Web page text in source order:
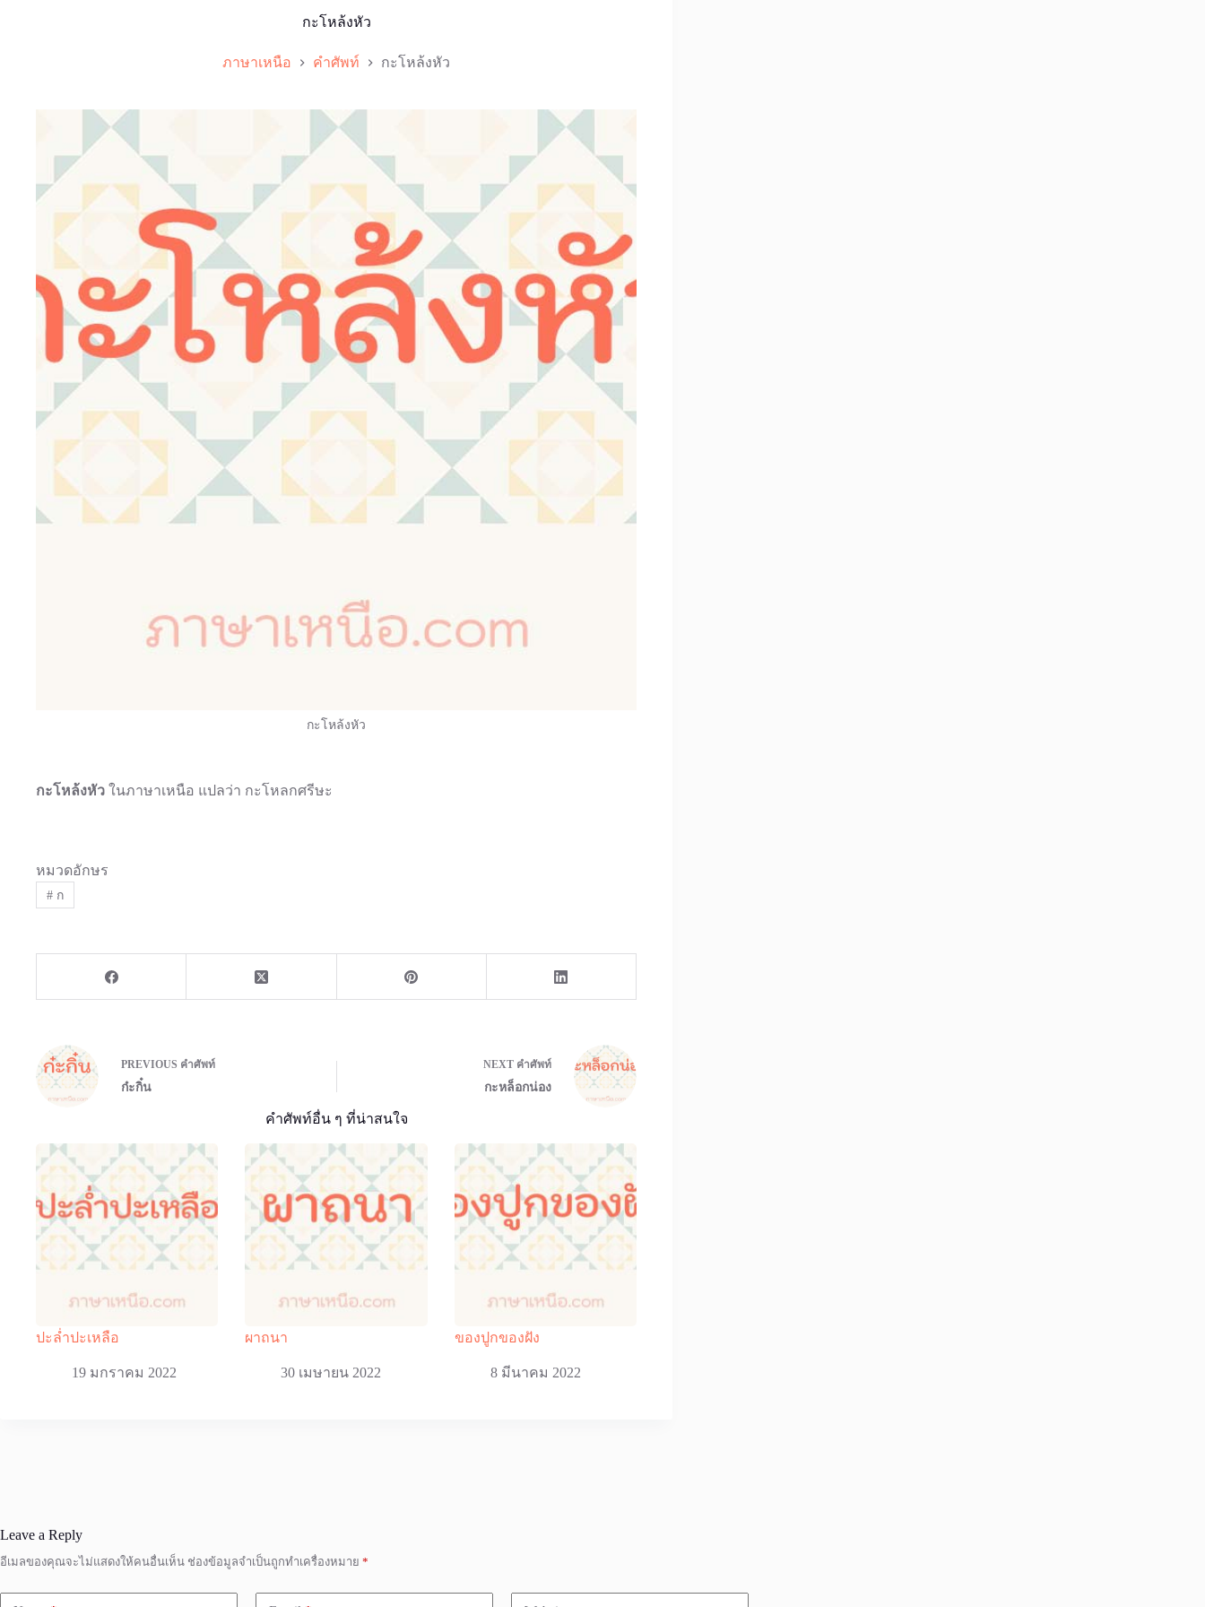
กะโหล้งหัว
ภาษาเหนือ คำศัพท์ กะโหล้งหัว
กะโหล้งหัว
กะโหล้งหัว ในภาษาเหนือ แปลว่า กะโหลกศรีษะ
หมวดอักษร
#ก
PREVIOUS คำศัพท์
ก๋ะกิ๋น
NEXT คำศัพท์
กะหล็อกน่อง
คำศัพท์อื่น ๆ ที่น่าสนใจ
ปะล่ำปะเหลือ
19 มกราคม 2022
ผาถนา
30 เมษายน 2022
ของปูกของฝัง
8 มีนาคม 2022
Leave a Reply
อีเมลของคุณจะไม่แสดงให้คนอื่นเห็น ช่องข้อมูลจำเป็นถูกทำเครื่องหมาย *